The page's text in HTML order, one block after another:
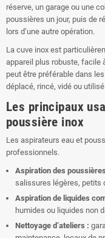
réserve, un garage ou une
poussières un jour, puis de
lors d’une autre opération.
La cuve inox est
appareil plus robuste, facile
peut être préférable dans
déplacé, rincé, vidé ou
Les principaux
poussière inox
Les aspirateurs eau et
professionnels.
Aspiration des
salissures légères, petits
Aspiration de liquides
humides ou liquides non
Nettoyage d’ateliers :